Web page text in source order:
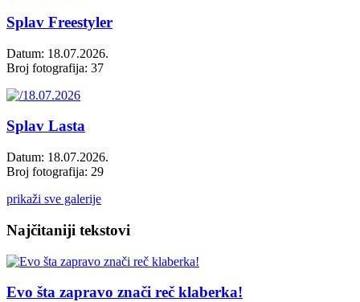
Splav Freestyler
Datum: 18.07.2026.
Broj fotografija: 37
Splav Lasta
Datum: 18.07.2026.
Broj fotografija: 29
prikaži sve galerije
Najčitaniji tekstovi
Evo šta zapravo znači reč klaberka!